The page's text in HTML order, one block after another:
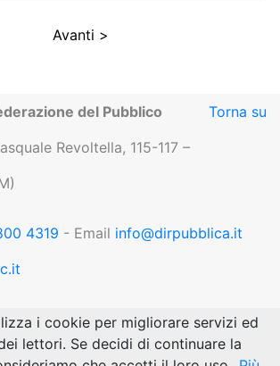
Avanti >
Torna su
del Pubblico
Revoltella, 115-117 –
4319 - Email info@dirpubblica.it
|Privacy
i cookie per migliorare servizi ed
lettori. Se decidi di continuare la